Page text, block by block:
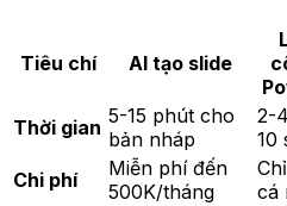
Tiêu chí AI tạo slide
Thời gian 5-15 phút cho
bản nháp
2-
10
Chi phí
Miễn phí đến
500K/tháng
cá